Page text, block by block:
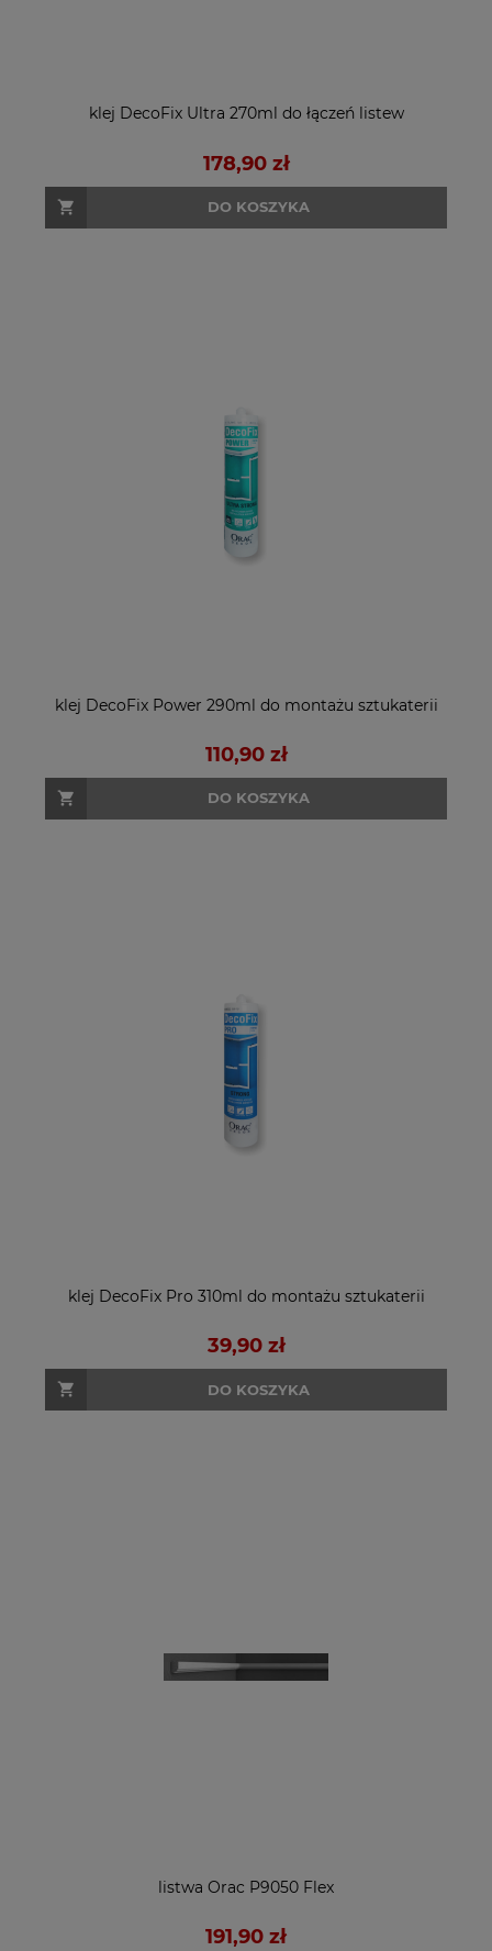
klej DecoFix Ultra 270ml do łączeń listew
178,90 zł
DO KOSZYKA
klej DecoFix Power 290ml do montażu sztukaterii
110,90 zł
DO KOSZYKA
klej DecoFix Pro 310ml do montażu sztukaterii
39,90 zł
DO KOSZYKA
listwa Orac P9050 Flex
191,90 zł